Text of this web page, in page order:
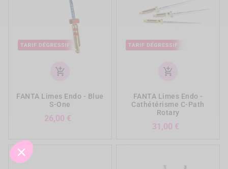
add_shopping_cart
FANTA Limes Endo - Blue
S-One
26,00 €
add_shopping_cart
FANTA Limes Endo -
Cathétérisme C-Path
Rotary
31,00 €